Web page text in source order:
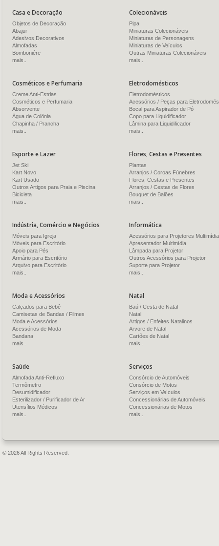
Casa e Decoração
Objetos de Decoração
Abajur
Adesivos Decorativos
Almofadas
Bomboniére
mais..
Colecionáveis
Pipa
Miniaturas Colecionáveis
Miniaturas de Personagens
Miniaturas de Veículos
Outras Miniaturas Colecionáveis
mais..
Cosméticos e Perfumaria
Creme Anti-Estrias
Cosméticos e Perfumaria
Absorvente
Água de Colônia
Chapinha / Prancha
mais..
Eletrodomésticos
Eletrodomésticos
Acessórios / Peças para
Bocal para Aspirador de Pó
Copo para Liquidificador
Lâmina para Liquidificador
mais..
Esporte e Lazer
Jet Ski
Kart Novo
Kart Usado
Outros Artigos para Praia e Piscina
Bicicleta
mais..
Flores, Cestas e Presentes
Plantas
Arranjos / Coroas Fúnebres
Flores, Cestas e Presentes
Arranjos / Cestas de Flores
Bouquet de Balões
mais..
Indústria, Comércio e Negócios
Móveis para Igreja
Móveis para Escritório
Apoio para Pés
Armário para Escritório
Arquivo para Escritório
mais..
Informática
Acessórios para Projetores Multimídia
Apresentador Multimídia
Lâmpada para Projetor
Outros Acessórios para Projetor
Suporte para Projetor
mais..
Moda e Acessórios
Calçados para Bebê
Camisetas de Bandas / Filmes
Moda e Acessórios
Acessórios de Moda
Bandana
mais..
Natal
Baú / Cesta de Natal
Natal
Artigos / Enfeites Natalinos
Árvore de Natal
Cartões de Natal
mais..
Saúde
Almofada Anti-Refluxo
Termômetro
Desumidificador
Esterilizador / Purificador de Ar
Utensílios Médicos
mais..
Serviços
Consórcio de Automóveis
Consórcio de Motos
Serviços em Veículos
Concessionárias de Automóveis
Concessionárias de Motos
mais..
© 2026 All Rights Reserved.